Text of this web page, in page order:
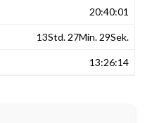
20:40:01
13Std. 27Min. 29Sek.
13:26:14